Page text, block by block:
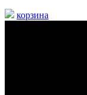
корзина